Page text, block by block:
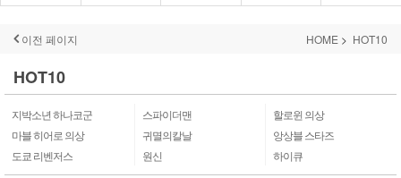
이전 페이지 HOME HOT10
HOT10
지박소년 하나코군 스파이더맨
할로윈 의상
마블 히어로 의상
귀멸의칼날
앙상블 스타즈
도쿄 리벤저스
원신 하이큐